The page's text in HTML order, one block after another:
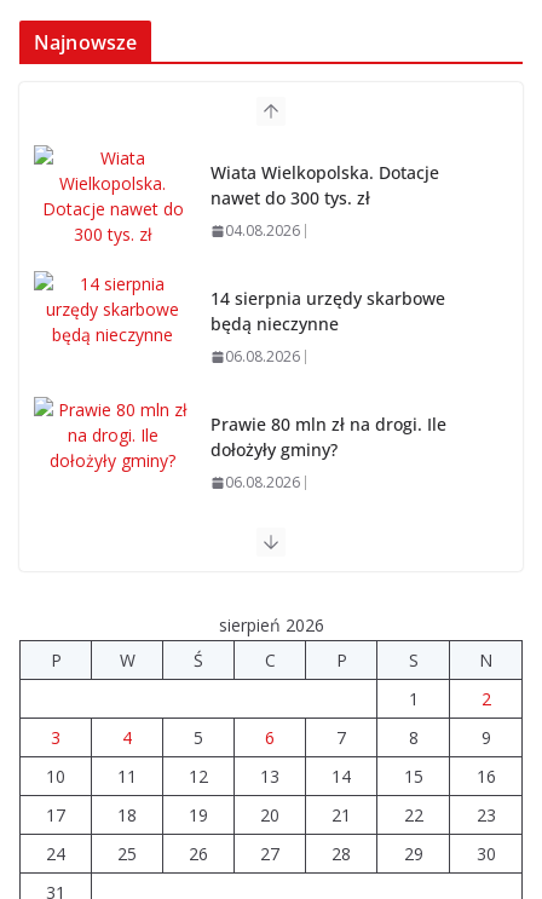
Najnowsze
Wiata Wielkopolska. Dotacje
nawet do 300 tys. zł
04.08.2026
14 sierpnia urzędy skarbowe
będą nieczynne
06.08.2026
Prawie 80 mln zł na drogi. Ile
dołożyły gminy?
06.08.2026
Szkoła we Władysławowie
Prawie 20 tys. zł dla dyrektora
szpitala. Podwyżka mimo
finansowych problemów
04.08.2026
Upały groźne dla zwierząt.
Weterynaria apeluje
sierpień 2026
P
W Ś C P S
N
1
2
3
4 5 6 7 8
9
10
11 12 13 14 15
16
17
18 19 20 21 22
23
24
25 26 27 28 29
30
31